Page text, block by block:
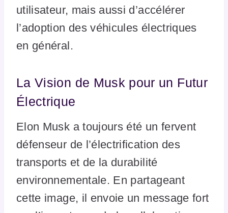
utilisateur, mais aussi d’accélérer
l’adoption des véhicules électriques
en général.
La Vision de Musk pour un Futur
Électrique
Elon Musk a toujours été un fervent
défenseur de l’électrification des
transports et de la durabilité
environnementale. En partageant
cette image, il envoie un message fort